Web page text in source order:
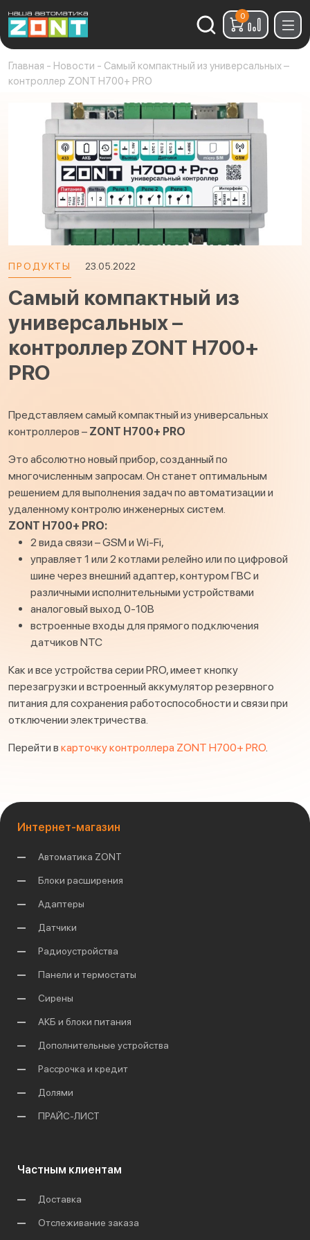
Найти:
0
Главная - Новости - Самый компактный из универсальных –
контроллер ZONT H700+ PRO
ПРОДУКТЫ 23.05.2022
Самый компактный из
универсальных –
контроллер ZONT H700+
PRO
Представляем самый компактный из универсальных
контроллеров – ZONT H700+ PRO
Это абсолютно новый прибор, созданный по
многочисленным запросам. Он станет оптимальным
решением для выполнения задач по автоматизации и
удаленному контролю инженерных систем.
ZONT H700+ PRO:
2 вида связи – GSM и Wi-Fi,
управляет 1 или 2 котлами релейно или по цифровой
шине через внешний адаптер, контуром ГВС и
различными исполнительными устройствами
аналоговый выход 0-10В
встроенные входы для прямого подключения
датчиков NTC
Как и все устройства серии PRO, имеет кнопку
перезагрузки и встроенный аккумулятор резервного
питания для сохранения работоспособности и связи при
отключении электричества.
Перейти в карточку контроллера ZONT H700+ PRO.
Интернет-магазин
Автоматика ZONT
Блоки расширения
Адаптеры
Датчики
Радиоустройства
Панели и термостаты
Сирены
АКБ и блоки питания
Дополнительные устройства
Рассрочка и кредит
Долями
ПРАЙС-ЛИСТ
Частным клиентам
Доставка
Отслеживание заказа